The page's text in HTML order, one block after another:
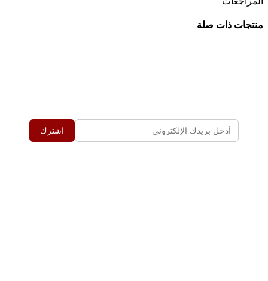
منتجات ذات صلة
اشترك